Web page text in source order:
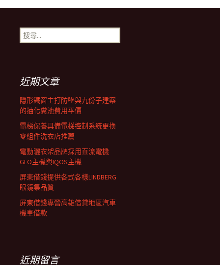
導
覽
列
搜
尋
近期文章
隱形鐵窗主打防墜與九份子建案
的抽化糞池費用平價
電梯保養具備電梯控制系統更換
零組件洗衣店推薦
電動曬衣架品牌採用直流電機
GLO主機與IQOS主機
屏東借錢提供各式各樣LINDBERG
眼鏡集品質
屏東借錢專營高雄借貸地區汽車
機車借款
近期留言